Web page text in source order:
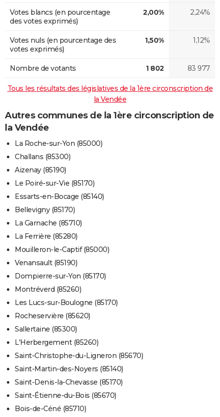
Votes blancs (en pourcentage
des votes exprimés)
2,00% 2,24%
Votes nuls (en pourcentage des
votes exprimés)
1,50% 1,12%
Nombre de votants 1 802 83 977
Tous les résultats des législatives de la 1ère circonscription de
la Vendée
Autres communes de la 1ère circonscription de
la Vendée
La Roche-sur-Yon (85000)
Challans (85300)
Aizenay (85190)
Le Poiré-sur-Vie (85170)
Essarts-en-Bocage (85140)
Bellevigny (85170)
La Garnache (85710)
La Ferrière (85280)
Mouilleron-le-Captif (85000)
Venansault (85190)
Dompierre-sur-Yon (85170)
Montréverd (85260)
Les Lucs-sur-Boulogne (85170)
Rocheservière (85620)
Sallertaine (85300)
L'Herbergement (85260)
Saint-Christophe-du-Ligneron (85670)
Saint-Martin-des-Noyers (85140)
Saint-Denis-la-Chevasse (85170)
Saint-Étienne-du-Bois (85670)
Bois-de-Céné (85710)